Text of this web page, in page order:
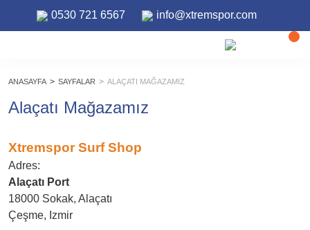
0530 721 6567 info@xtremspor.com
ANASAYFA SAYFALAR ALAÇATI MAĞAZAMIZ
Alaçatı Mağazamız
Xtremspor Surf Shop
Adres:
Alaçatı Port
18000 Sokak, Alaçatı
Çeşme, Izmir